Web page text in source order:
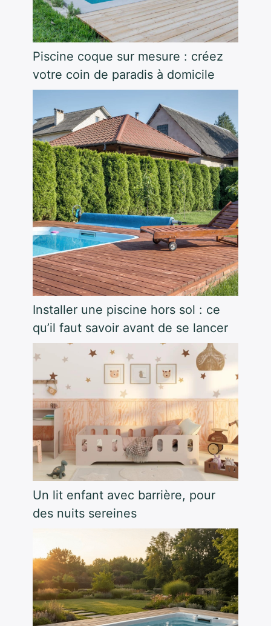
Piscine coque sur mesure : créez
votre coin de paradis à domicile
Installer une piscine hors sol : ce
qu’il faut savoir avant de se lancer
Un lit enfant avec barrière, pour
des nuits sereines